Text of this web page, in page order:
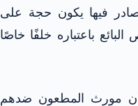
فيها يكون حجة على
باعتباره خلفًا خاصًا
أن مورث المطعون ضدهم